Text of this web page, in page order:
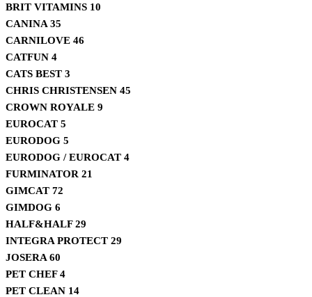
BRIT VITAMINS 10
CANINA 35
CARNILOVE 46
CATFUN 4
CATS BEST 3
CHRIS CHRISTENSEN 45
CROWN ROYALE 9
EUROCAT 5
EURODOG 5
EURODOG / EUROCAT 4
FURMINATOR 21
GIMCAT 72
GIMDOG 6
HALF&HALF29
INTEGRA PROTECT 29
JOSERA 60
PET CHEF4
PET CLEAN 14